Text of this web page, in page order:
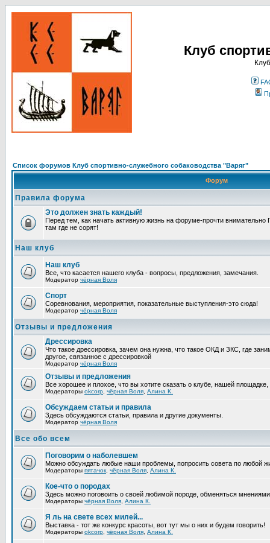
Клуб
Список форумов Клуб спортивно-служебного собаководства "Варяг"
Форум
Правила форума
Это должен знать каждый!
Перед тем, как начать активную жизнь на форуме-прочти
там где не сорят!
Наш клуб
Наш клуб
Все, что касается нашего клуба - вопросы, предложения, замечания.
Модератор чёрная Воля
Спорт
Соревнования, мероприятия, показательные выступления-это сюда!
Модератор чёрная Воля
Отзывы и предложения
Дрессировка
Что такое дрессировка, зачем она нужна, что такое ОКД и ЗКС, где
другое, связанное с дрессировкой
Модератор чёрная Воля
Отзывы и предложения
Все хорошее и плохое, что вы хотите сказать о клубе, нашей площадке,
Модераторы okcorp чёрная Воля Алина К.
Обсуждаем статьи и правила
Здесь обсуждаются статьи, правила и другие документы.
Модератор чёрная Воля
Все обо всем
Поговорим о наболевшем
Можно обсуждать любые наши проблемы, попросить совета по любой
Модераторы пятачок чёрная Воля Алина К.
Кое-что о породах
Здесь можно поговоить о своей любимой породе, обменяться
Модераторы чёрная Воля Алина К.
Я ль на свете всех милей...
Выставка - тот же конкурс красоты, вот тут мы о них и будем говорить!
Модераторы okcorp чёрная Воля Алина К.